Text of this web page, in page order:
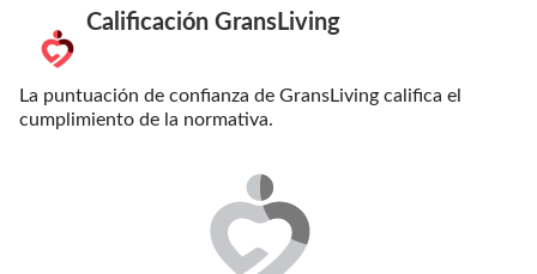
Calificación GransLiving
La puntuación de confianza de GransLiving califica el
cumplimiento de la normativa.